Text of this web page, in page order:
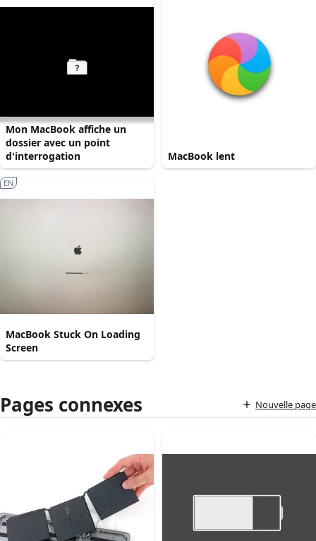
Mon MacBook affiche un
dossier avec un point
d'interrogation
MacBook lent
MacBook Stuck On Loading
Screen
EN
Pages connexes Nouvelle page